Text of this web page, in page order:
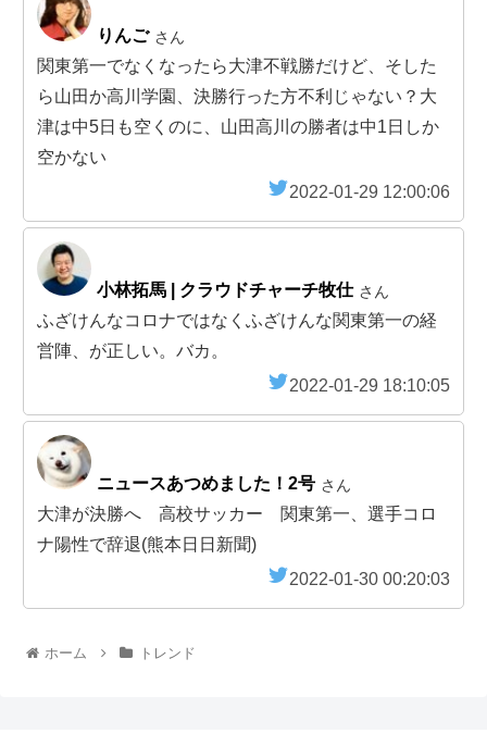
りんご さん
関東第一でなくなったら大津不戦勝だけど、そした
ら山田か高川学園、決勝行った方不利じゃない？大
津は中5日も空くのに、山田高川の勝者は中1日しか
空かない
2022-01-29 12:00:06
小林拓馬 | クラウドチャーチ牧仕 さん
ふざけんなコロナではなくふざけんな関東第一の経
営陣、が正しい。バカ。
2022-01-29 18:10:05
ニュースあつめました！2号 さん
大津が決勝へ 高校サッカー 関東第一、選手コロ
ナ陽性で辞退(熊本日日新聞)
2022-01-30 00:20:03
ホーム トレンド